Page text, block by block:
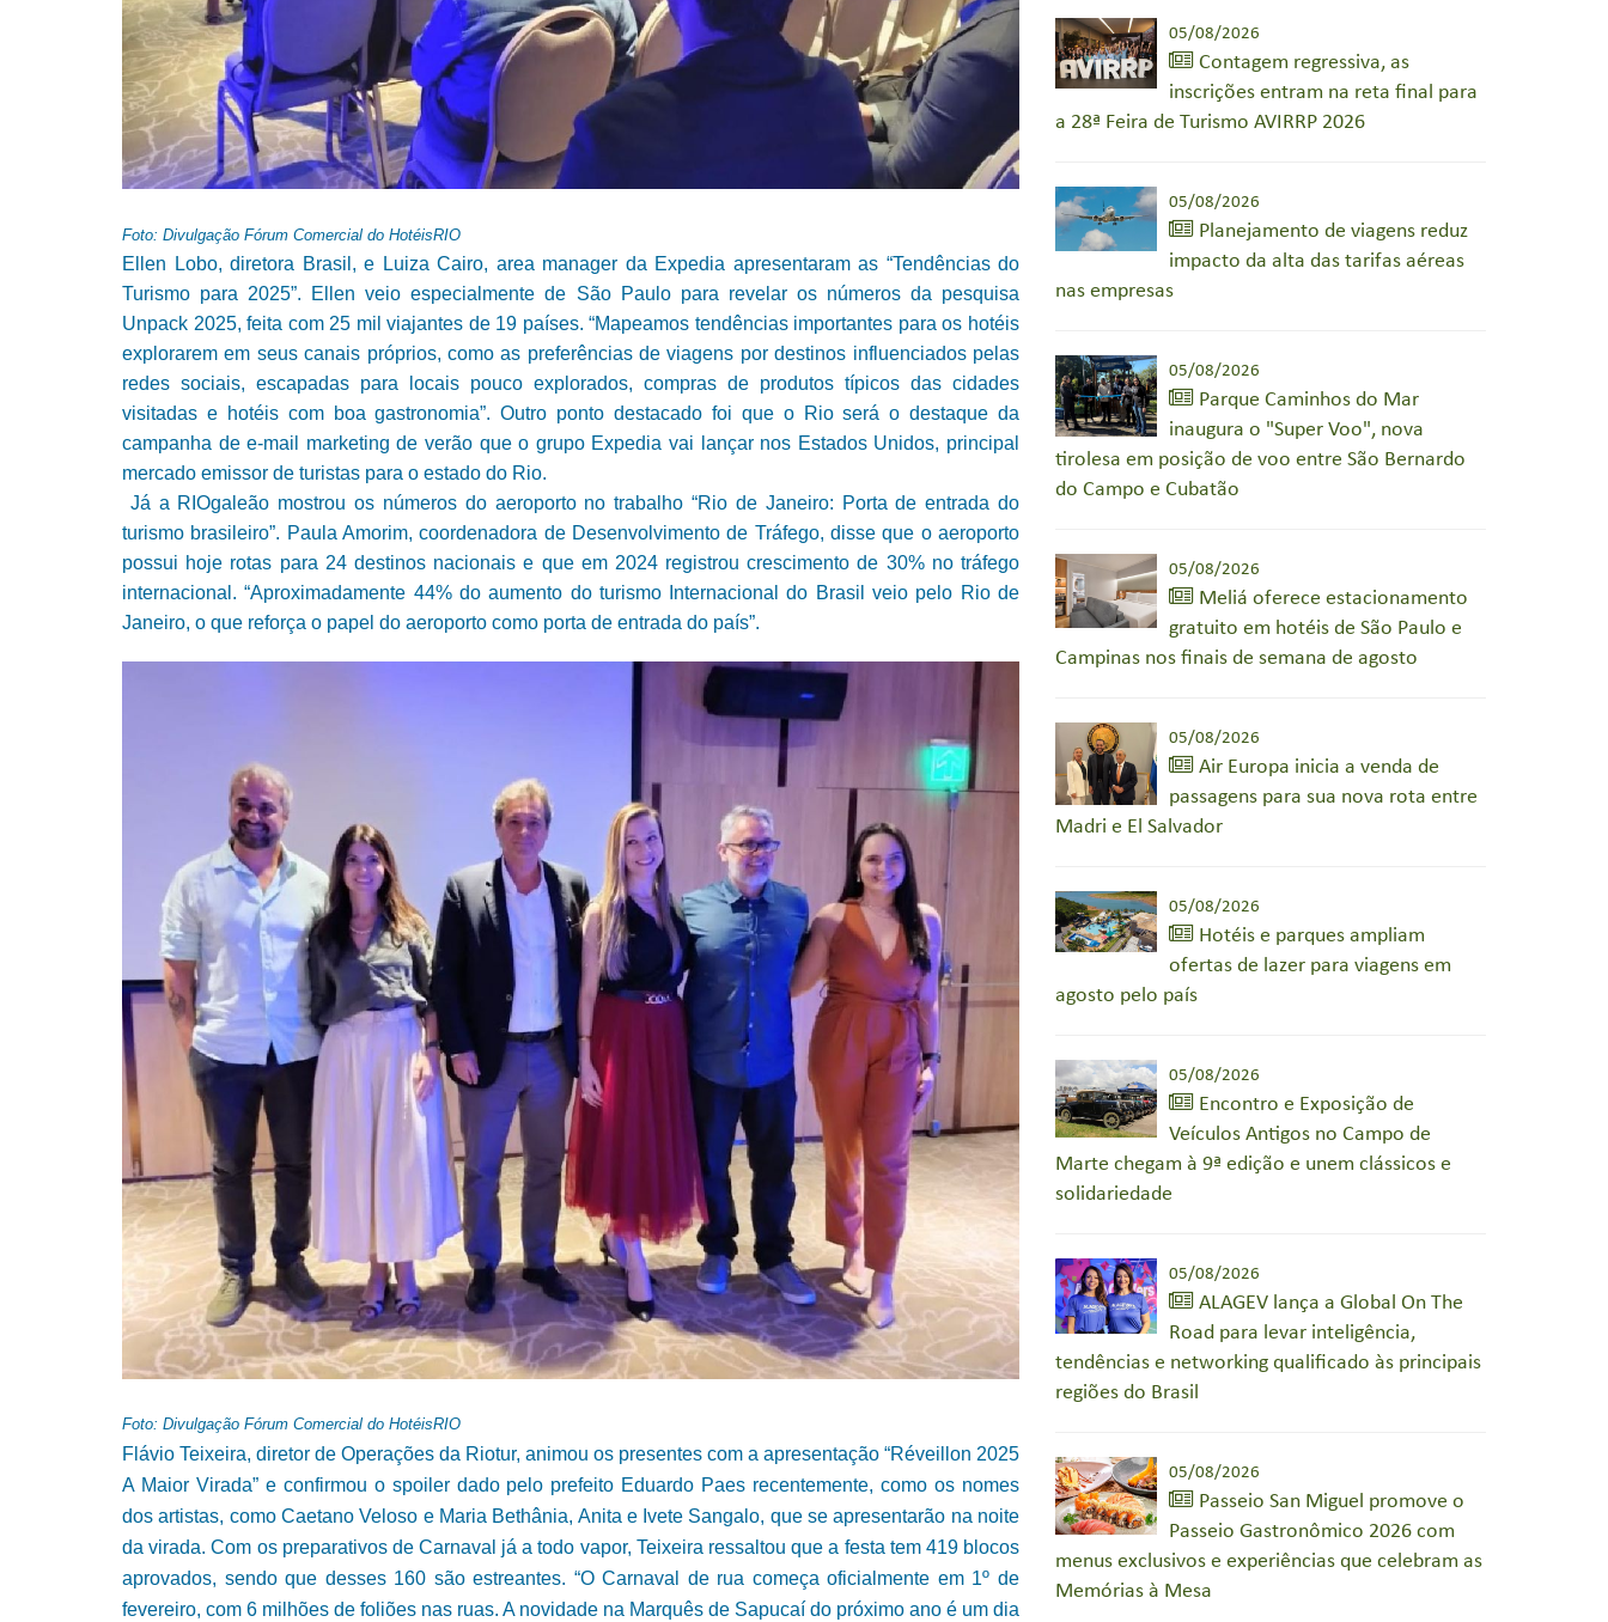
Foto: Divulgação Fórum Comercial do HotéisRIO
Ellen Lobo, diretora Brasil, e Luiza Cairo, area manager da Expedia apresentaram as “Tendências do
Turismo para 2025”. Ellen veio especialmente de São Paulo para revelar os números da pesquisa
Unpack 2025, feita com 25 mil viajantes de 19 países. “Mapeamos tendências importantes para os hotéis
explorarem em seus canais próprios, como as preferências de viagens por destinos influenciados pelas
redes sociais, escapadas para locais pouco explorados, compras de produtos típicos das cidades
visitadas e hotéis com boa gastronomia”. Outro ponto destacado foi que o Rio será o destaque da
campanha de e-mail marketing de verão que o grupo Expedia vai lançar nos Estados Unidos, principal
mercado emissor de turistas para o estado do Rio.
Já a RIOgaleão mostrou os números do aeroporto no trabalho “Rio de Janeiro: Porta de entrada do
turismo brasileiro”. Paula Amorim, coordenadora de Desenvolvimento de Tráfego, disse que o aeroporto
possui hoje rotas para 24 destinos nacionais e que em 2024 registrou crescimento de 30% no tráfego
internacional. “Aproximadamente 44% do aumento do turismo Internacional do Brasil veio pelo Rio de
Janeiro, o que reforça o papel do aeroporto como porta de entrada do país”.
Foto: Divulgação Fórum Comercial do HotéisRIO
Flávio Teixeira, diretor de Operações da Riotur, animou os presentes com a apresentação “Réveillon 2025
A Maior Virada” e confirmou o spoiler dado pelo prefeito Eduardo Paes recentemente, como os nomes
dos artistas, como Caetano Veloso e Maria Bethânia, Anita e Ivete Sangalo, que se apresentarão na noite
da virada. Com os preparativos de Carnaval já a todo vapor, Teixeira ressaltou que a festa tem 419 blocos
aprovados, sendo que desses 160 são estreantes. “O Carnaval de rua começa oficialmente em 1º de
fevereiro, com 6 milhões de foliões nas ruas. A novidade na Marquês de Sapucaí do próximo ano é um dia
05/08/2026
Contagem regressiva, as
inscrições entram na reta final para
a 28ª Feira de Turismo AVIRRP 2026
05/08/2026
Planejamento de viagens reduz
impacto da alta das tarifas aéreas
nas empresas
05/08/2026
Parque Caminhos do Mar
inaugura o "Super Voo", nova
tirolesa em posição de voo entre São Bernardo
do Campo e Cubatão
05/08/2026
Meliá oferece estacionamento
gratuito em hotéis de São Paulo e
Campinas nos finais de semana de agosto
05/08/2026
Air Europa inicia a venda de
passagens para sua nova rota entre
Madri e El Salvador
05/08/2026
Hotéis e parques ampliam
ofertas de lazer para viagens em
agosto pelo país
05/08/2026
Encontro e Exposição de
Veículos Antigos no Campo de
Marte chegam à 9ª edição e unem clássicos e
solidariedade
05/08/2026
ALAGEV lança a Global On The
Road para levar inteligência,
tendências e networking qualificado às principais
regiões do Brasil
05/08/2026
Passeio San Miguel promove o
Passeio Gastronômico 2026 com
menus exclusivos e experiências que celebram as
Memórias à Mesa